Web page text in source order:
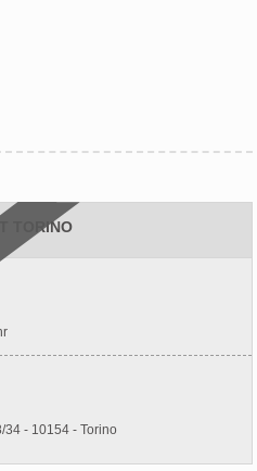
TORINO
- 10154 - Torino